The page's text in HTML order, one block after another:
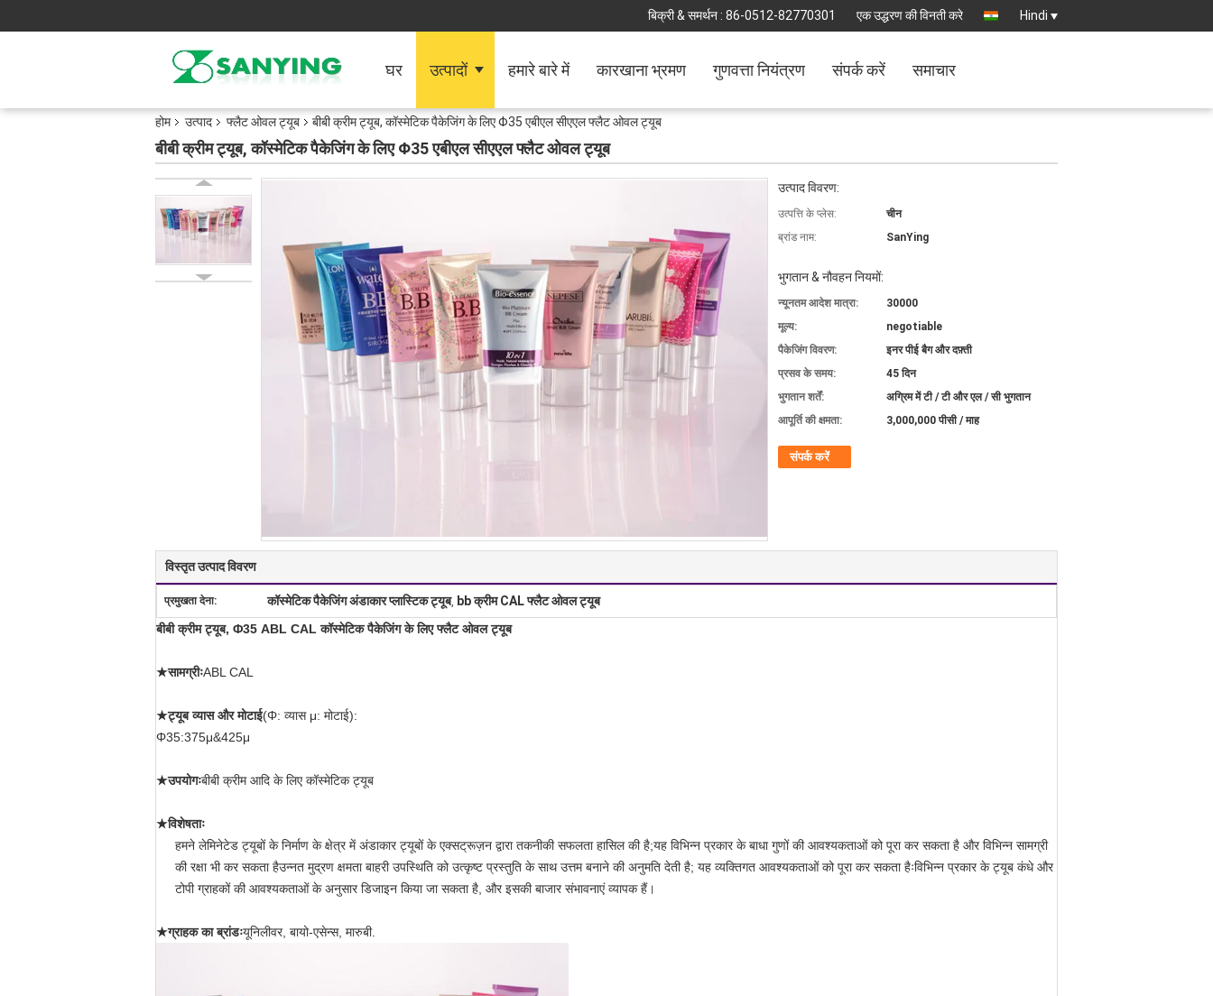
बिक्री & समर्थन : 86-0512-82770301 एक उद्धरण की विनती करे Hindi
घर उत्पादों हमारे बारे में कारखाना भ्रमण गुणवत्ता नियंत्रण संपर्क करें समाचार
होम उत्पाद फ्लैट ओवल ट्यूब बीबी क्रीम ट्यूब, कॉस्मेटिक पैकेजिंग के लिए Φ35 एबीएल सीएएल फ्लैट ओवल ट्यूब
बीबी क्रीम ट्यूब, कॉस्मेटिक पैकेजिंग के लिए Φ35 एबीएल सीएएल फ्लैट ओवल ट्यूब
उत्पाद विवरण:
उत्पत्ति के प्लेस:
चीन
ब्रांड नाम:
SanYing
भुगतान & नौवहन नियमों:
न्यूनतम आदेश मात्रा:
30000
मूल्य:
negotiable
पैकेजिंग विवरण:
इनर पीई बैग और दफ़्ती
प्रसव के समय:
45 दिन
भुगतान शर्तें:
अग्रिम में टी / टी और एल / सी भुगतान
आपूर्ति की क्षमता:
3,000,000 पीसी / माह
संपर्क करें
विस्तृत उत्पाद विवरण
प्रमुखता देना: कॉस्मेटिक पैकेजिंग अंडाकार प्लास्टिक ट्यूब, bb क्रीम CAL फ्लैट ओवल ट्यूब
बीबी क्रीम ट्यूब, Φ35 ABL CAL कॉस्मेटिक पैकेजिंग के लिए फ्लैट ओवल ट्यूब
★सामग्रीःABL CAL
★ट्यूब व्यास और मोटाई(Φ: व्यास μ: मोटाई):
Φ35:375μ&425μ
★उपयोगःबीबी क्रीम आदि के लिए कॉस्मेटिक ट्यूब
★विशेषताः
हमने लेमिनेटेड ट्यूबों के निर्माण के क्षेत्र में अंडाकार ट्यूबों के एक्सट्रूज़न द्वारा तकनीकी सफलता हासिल की है;यह विभिन्न प्रकार के बाधा गुणों की आवश्यकताओं को पूरा कर सकता है और विभिन्न सामग्री
की रक्षा भी कर सकता हैउन्नत मुद्रण क्षमता बाहरी उपस्थिति को उत्कृष्ट प्रस्तुति के साथ उत्तम बनाने की अनुमति देती है; यह व्यक्तिगत आवश्यकताओं को पूरा कर सकता हैःविभिन्न प्रकार के ट्यूब कंधे और
टोपी ग्राहकों की आवश्यकताओं के अनुसार डिजाइन किया जा सकता है, और इसकी बाजार संभावनाएं व्यापक हैं।
★ग्राहक का ब्रांडःयूनिलीवर, बायो-एसेन्स, मारुबी.